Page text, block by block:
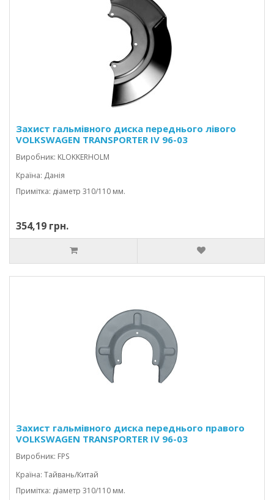
Захист гальмівного диска переднього лівого
VOLKSWAGEN TRANSPORTER IV 96-03
CARAVELLE/MULTIVAN
Виробник: KLOKKERHOLM
Країна: Данія
Примітка: діаметр 310/110 мм.
354,19 грн.
Захист гальмівного диска переднього правого
VOLKSWAGEN TRANSPORTER IV 96-03
CARAVELLE/MULTIVAN
Виробник: FPS
Країна: Тайвань/Китай
Примітка: діаметр 310/110 мм.